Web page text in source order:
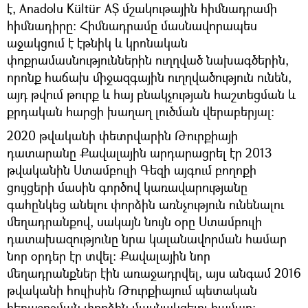
է, Anadolu Kültür AŞ մշակութային հիմնադրամի
հիմնադիրը։ Հիմնադրամը մասնավորապես
աջակցում է էթնիկ և կրոնական
փոքրամասնություններին ուղղված նախագծերին,
որոնք հաճախ միջազգային ուղղվածություն ունեն,
այդ թվում թուրք և հայ բնակչության հաշտեցման և
քրդական հարցի խաղաղ լուծման վերաբերյալ։
2020 թվականի փետրվարին Թուրքիայի
դատարանը Քավալային արդարացրել էր 2013
թվականին Ստամբուլի Գեզի այգում բողոքի
ցույցերի մասին գործով կառավարությանը
գահընկեց անելու փորձին առնչություն ունենալու
մեղադրանքով, սակայն նույն օրը Ստամբուլի
դատախազությունը նրա կալանավորման համար
նոր օրդեր էր տվել։ Քավալային նոր
մեղադրանքներ էին առաջադրվել, այս անգամ 2016
թվականի հուլիսին Թուրքիայում պետական